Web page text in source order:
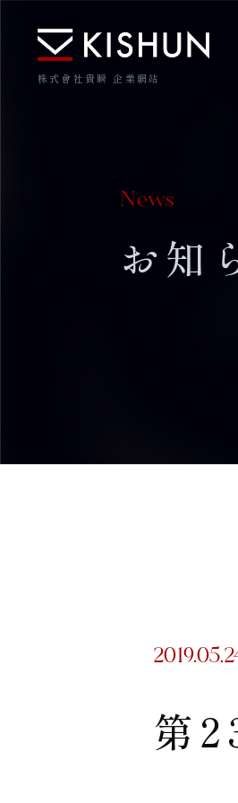
株式會社貴瞬 企業網站
News
お知
第